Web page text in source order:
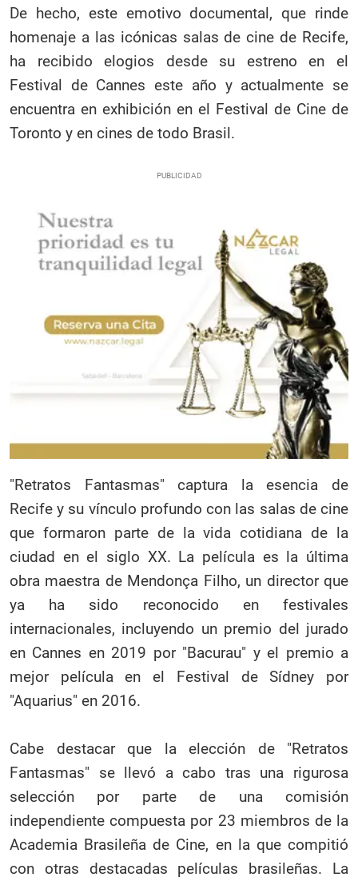
De hecho, este emotivo documental, que rinde
homenaje a las icónicas salas de cine de Recife,
ha recibido elogios desde su estreno en el
Festival de Cannes este año y actualmente se
encuentra en exhibición en el Festival de Cine de
Toronto y en cines de todo Brasil.
"Retratos Fantasmas" captura la esencia de
Recife y su vínculo profundo con las salas de cine
que formaron parte de la vida cotidiana de la
ciudad en el siglo XX. La película es la última
obra maestra de Mendonça Filho, un director que
ya ha sido reconocido en festivales
internacionales, incluyendo un premio del jurado
en Cannes en 2019 por "Bacurau" y el premio a
mejor película en el Festival de Sídney por
"Aquarius" en 2016.
Cabe destacar que la elección de "Retratos
Fantasmas" se llevó a cabo tras una rigurosa
selección por parte de una comisión
independiente compuesta por 23 miembros de la
Academia Brasileña de Cine, en la que compitió
con otras destacadas películas brasileñas. La